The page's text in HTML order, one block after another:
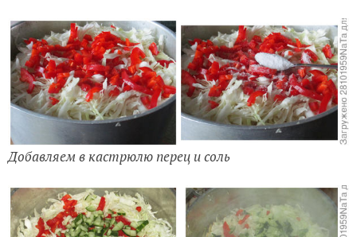
Добавляем в кастрюлю перец и соль